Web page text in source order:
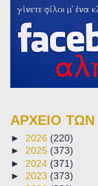
ΑΡΧΕΙΟ
► 2026 (220)
► 2025 (373)
► 2024 (371)
► 2023 (373)